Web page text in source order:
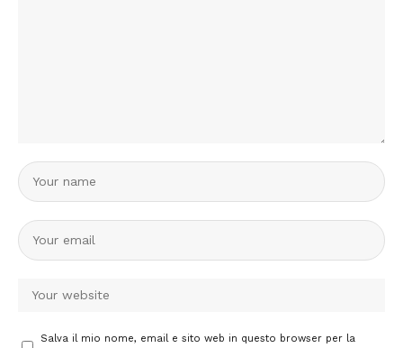
Salva il mio nome, email e sito web in questo browser per la